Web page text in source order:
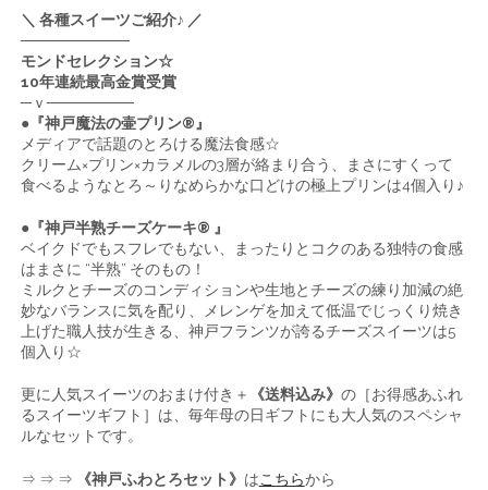
＼ 各種スイーツご紹介♪ ／
──────────
モンドセレクション☆
10年連続最高金賞受賞
─ｖ────────
●『神戸魔法の壷プリン®』
メディアで話題のとろける魔法食感☆
クリーム×プリン×カラメルの3層が絡まり合う、まさにすくって
食べるようなとろ～りなめらかな口どけの極上プリンは4個入り♪
●『神戸半熟チーズケーキ® 』
ベイクドでもスフレでもない、まったりとコクのある独特の食感
はまさに “半熟” そのもの！
ミルクとチーズのコンディションや生地とチーズの練り加減の絶
妙なバランスに気を配り、メレンゲを加えて低温でじっくり焼き
上げた職人技が生きる、神戸フランツが誇るチーズスイーツは5
個入り☆
更に人気スイーツのおまけ付き＋ 《送料込み》 の［お得感あふれ
るスイーツギフト］は、毎年母の日ギフトにも大人気のスペシャ
ルなセットです。
⇒ ⇒ ⇒ 《神戸ふわとろセット》 はこちらから